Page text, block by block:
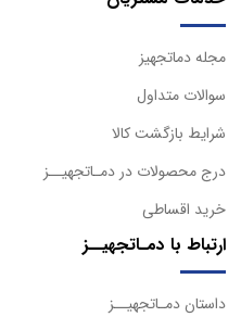
مجله دماتجهیز
سوالات متداول
شرایط بازگشت کالا
درج محصولات در دمـاتجهیــز
خرید اقساطی
ارتباط با دمـاتجهیــز
داستان دمـاتجهیــز